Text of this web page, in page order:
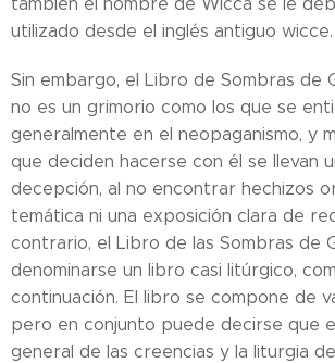
utilizado desde el inglés antiguo wicce.
Sin embargo, el Libro de Sombras de
no es un grimorio como los que se
generalmente en el neopaganismo, y
que deciden hacerse con él se llevan
decepción, al no encontrar hechizos
temática ni una exposición clara de
contrario, el Libro de las Sombras de
denominarse un libro casi litúrgico,
continuación. El libro se compone de
pero en conjunto puede decirse que
general de las creencias y la liturgia